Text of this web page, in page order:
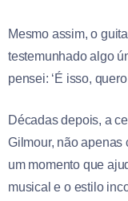
Mesmo assim, o
testemunhado algo
pensei: ‘É isso,
Décadas depois, a
Gilmour, não apenas
um momento que
musical e o estilo